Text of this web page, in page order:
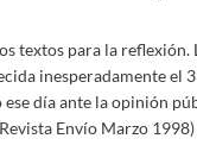
textos para la reflexión.
inesperadamente el 3
día ante la opinión
Envío Marzo 1998)